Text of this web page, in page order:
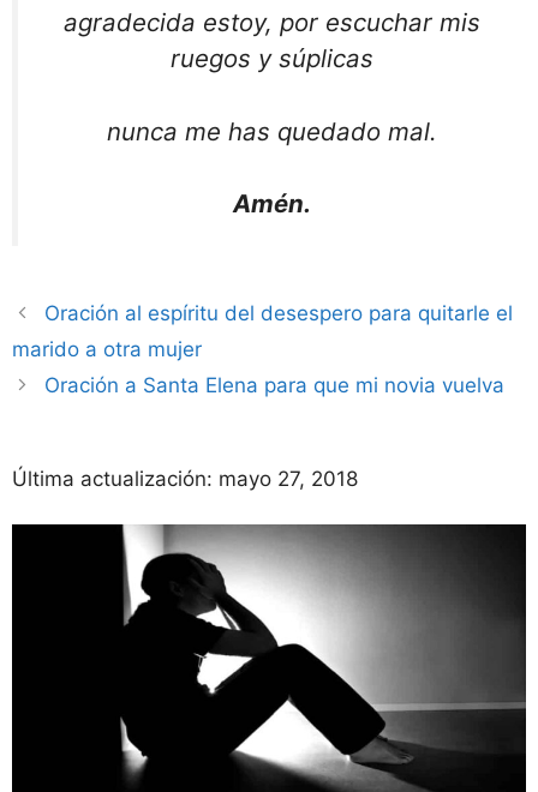
agradecida estoy, por escuchar mis
ruegos y súplicas
nunca me has quedado mal.
Amén.
Oración al espíritu del desespero para quitarle el
marido a otra mujer
Oración a Santa Elena para que mi novia vuelva
Última actualización: mayo 27, 2018